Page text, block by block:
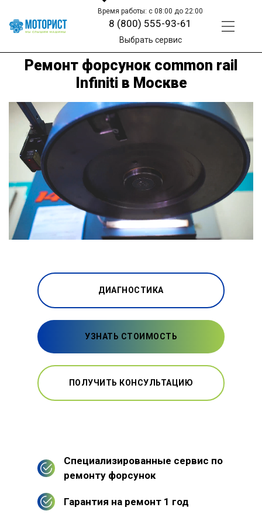
Время работы: с 08:00 до 22:00
8 (800) 555-93-61
Выбрать сервис
Ремонт форсунок common rail
Infiniti в Москве
ДИАГНОСТИКА
УЗНАТЬ СТОИМОСТЬ
ПОЛУЧИТЬ КОНСУЛЬТАЦИЮ
Специализированные сервис по
ремонту форсунок
Гарантия на ремонт 1 год